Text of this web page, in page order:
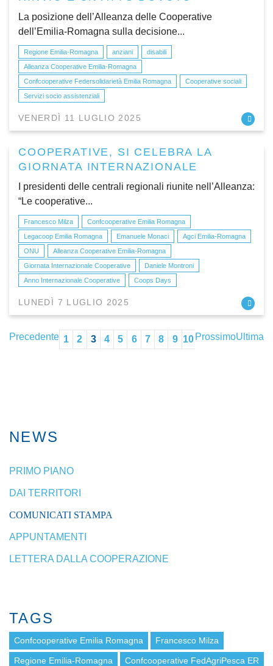
La posizione dell’Alleanza delle Cooperative
dell’Emilia-Romagna sulla decisione...
Regione Emilia-Romagna anziani
disabili
Alleanza Cooperative Emilia-Romagna
Confcooperative Federsolidarietà Emilia Romagna
Cooperative sociali
Servizi socio assistenziali
VENERDÌ 11 LUGLIO 2025
COOPERATIVE, SI CELEBRA LA
GIORNATA INTERNAZIONALE
I presidenti delle centrali regionali riunite nell’Alleanza:
“Le cooperative...
Francesco Milza
Confcooperative Emilia Romagna
Legacoop Emilia Romagna
Emanuele Monaci
Agci Emilia-Romagna
ONU
Alleanza Cooperative Emilia-Romagna
Giornata Internazionale Cooperative
Daniele Montroni
Anno Internazionale Cooperative
Coops Days
LUNEDÌ 7 LUGLIO 2025
Precedente 1 2 3 4 5 6 7 8 9 10 ProssimoUltima
NEWS
PRIMO PIANO
DAI TERRITORI
COMUNICATI STAMPA
APPUNTAMENTI
LETTERA DALLA COOPERAZIONE
TAGS
Confcooperative Emilia Romagna Francesco Milza
Regione Emilia-Romagna Confcooperative FedAgriPesca ER